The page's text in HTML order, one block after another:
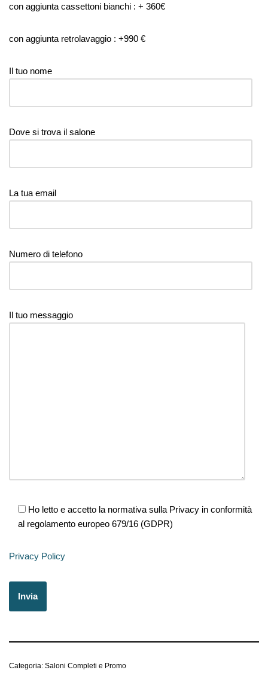
con aggiunta cassettoni bianchi : + 360€
con aggiunta retrolavaggio : +990 €
Il tuo nome
Dove si trova il salone
La tua email
Numero di telefono
Il tuo messaggio
Ho letto e accetto la normativa sulla Privacy in conformità
al regolamento europeo 679/16 (GDPR)
Privacy Policy
Categoria: Saloni Completi e Promo